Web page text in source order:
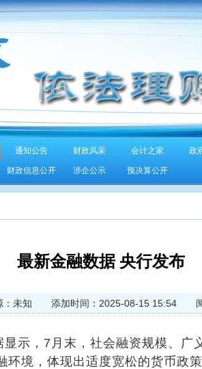
通知公告 财政风采 会计之家 政
财政信息公开 涉企公示 预决算公开
最新金融数据 央行发布
：未知 添加时间：2025-08-15 15:54 阅
示，7月末，社会融资规模、广
境，体现出适度宽松的货币政策